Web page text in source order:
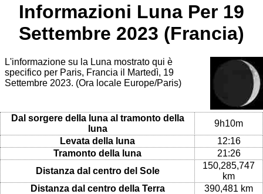
Informazioni Luna Per 19
Settembre 2023 (Francia)
L'informazione su la Luna mostrato qui è
specifico per Paris, Francia il Martedì, 19
Settembre 2023. (Ora locale Europe/Paris)
Dal sorgere della luna al tramonto della
luna
9h10m
Levata della luna
12:16
Tramonto della luna
21:26
Distanza dal centro del Sole
150,285,747
km
Distanza dal centro della Terra
390,481 km